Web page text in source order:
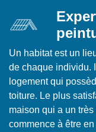
Un habitat est un
de chaque individu.
logement qui
toiture. Le plus
maison qui a un
commence à être